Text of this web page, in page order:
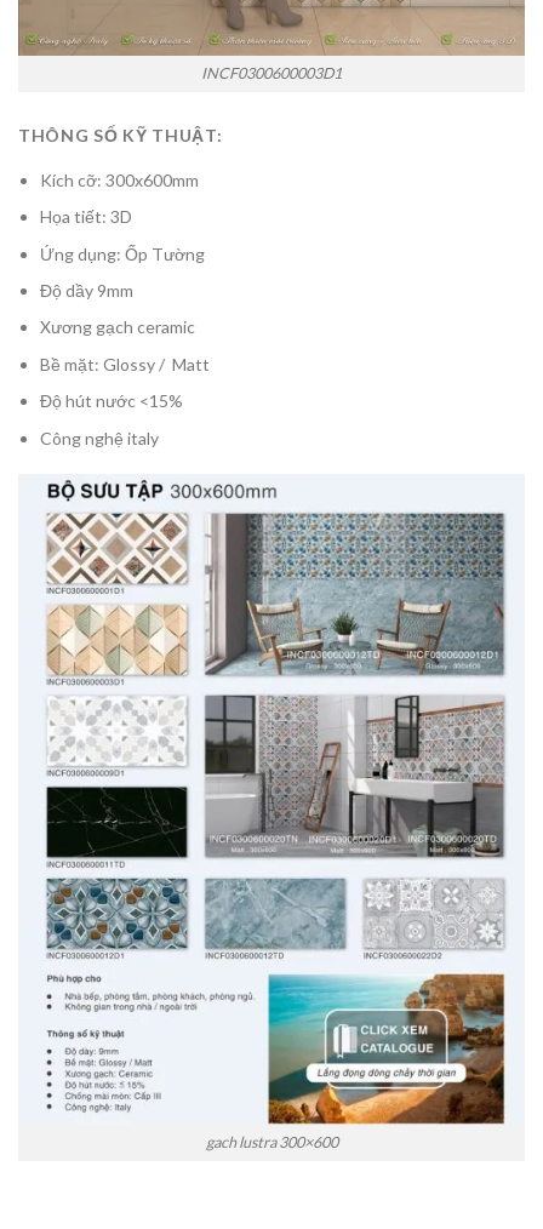
INCF0300600003D1
THÔNG SỐ KỸ THUẬT:
Kích cỡ: 300x600mm
Họa tiết: 3D
Ứng dụng: Ốp Tường
Độ dầy 9mm
Xương gạch ceramic
Bề mặt: Glossy / Matt
Độ hút nước <15%
Công nghệ italy
gach lustra 300×600